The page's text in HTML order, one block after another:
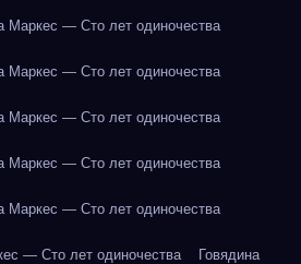
Маркес — Сто лет одиночества
Маркес — Сто лет одиночества
Маркес — Сто лет одиночества
Маркес — Сто лет одиночества
Маркес — Сто лет одиночества
— Сто лет одиночества Говядина